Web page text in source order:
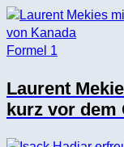
Formel 1
Laurent
kurz vor dem